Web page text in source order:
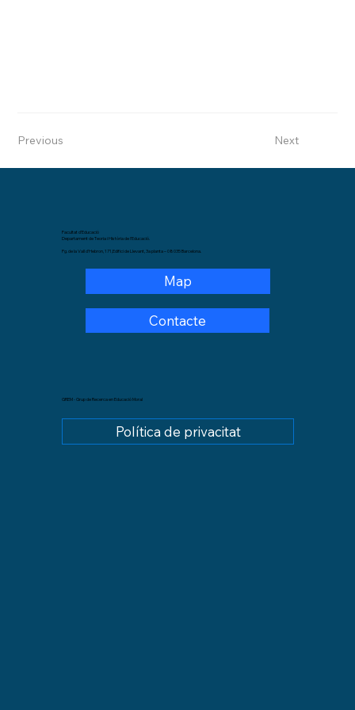
Previous Next
GREM - Grup de Recerca en Educació Moral
Política de privacitat
Facultat d'Educació
Departament de Teoria i Història de l'Educació.
Pg. de la Vall d'Hebron, 171,Edifici de Llevant, 3a planta – 08035 Barcelona.
Map
Contacte